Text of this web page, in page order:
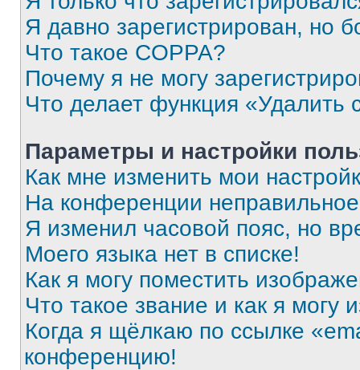
Я давно зарегистрирован, но
Что такое COPPA?
Почему я не могу
Что делает функция «Удалить
Параметры и настройки
Как мне изменить мои
На конференции
Я изменил часовой пояс, но
Моего языка нет в списке!
Как я могу поместить
Что такое звание и как я могу
Когда я щёлкаю по ссылке
конференцию!